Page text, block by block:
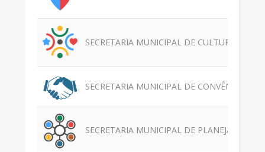
SECRETARIA MUNICIPAL DE CULTURA E
SECRETARIA MUNICIPAL DE CONVÊNIOS E
SECRETARIA MUNICIPAL DE